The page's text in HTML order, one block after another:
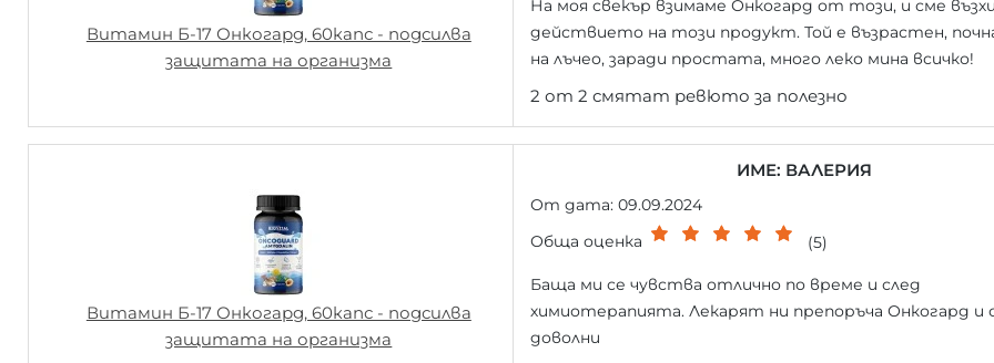
Витамин Б-17 Онкогард, 60капс - подсилва
защитата на организма
На моя свекър взимаме Онкогард от този, и сме
действието на този продукт. Той е възрастен,
на лъчео, заради простата, много леко мина всичко!
2 от 2 смятат ревюто за полезно
Витамин Б-17 Онкогард, 60капс - подсилва
защитата на организма
ИМЕ: ВАЛЕРИЯ
От дата: 09.09.2024
Обща оценка
(5)
Баща ми се чувства отлично по време и след
химиотерапията. Лекарят ни препоръча Онкогард и
доволни